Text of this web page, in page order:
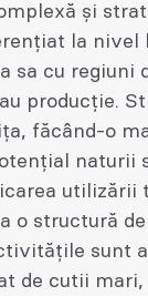
și
la nivel
sa cu regiuni
producție.
făcând-o
naturii
utilizării
o structură
sunt
de cutii